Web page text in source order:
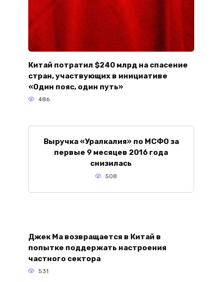
Китай потратил $240 млрд на спасение
стран, участвующих в инициативе
«Один пояс, один путь»
486
Выручка «Уралкалия» по МСФО за
первые 9 месяцев 2016 года
снизилась
508
Джек Ма возвращается в Китай в
попытке поддержать настроения
частного сектора
531